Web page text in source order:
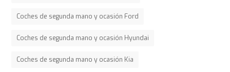
Coches de segunda mano y ocasión Ford
Coches de segunda mano y ocasión Hyundai
Coches de segunda mano y ocasión Kia